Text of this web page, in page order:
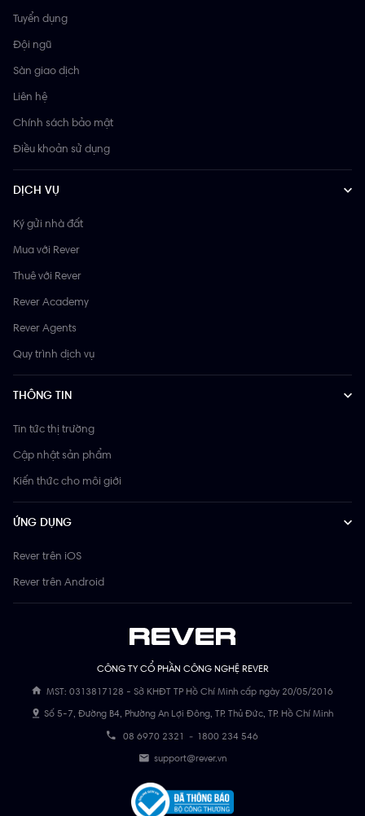
CÔNG TY CỔ PHẦN CÔNG NGHỆ REVER
MST: 0313817128 - Sở KHĐT TP Hồ Chí Minh cấp ngày 20/05/2016
Số 5-7, Đường B4, Phường An Lợi Đông, TP. Thủ Đức, TP. Hồ Chí Minh
08 6970 2321 - 1800 234 546
support@rever.vn
Tuyển dụng
Đội ngũ
Sàn giao dịch
Liên hệ
Chính sách bảo mật
Điều khoản sử dụng
DỊCH VỤ
Ký gửi nhà đất
Mua với Rever
Thuê với Rever
Rever Academy
Rever Agents
Quy trình dịch vụ
THÔNG TIN
Tin tức thị trường
Cập nhật sản phẩm
Kiến thức cho môi giới
ỨNG DỤNG
Rever trên iOS
Rever trên Android